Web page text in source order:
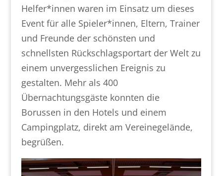
Helfer*innen waren im Einsatz um dieses
Event für alle Spieler*innen, Eltern, Trainer
und Freunde der schönsten und
schnellsten Rückschlagsportart der Welt zu
einem unvergesslichen Ereignis zu
gestalten. Mehr als 400
Übernachtungsgäste konnten die
Borussen in den Hotels und einem
Campingplatz, direkt am Vereinegelände,
begrüßen.